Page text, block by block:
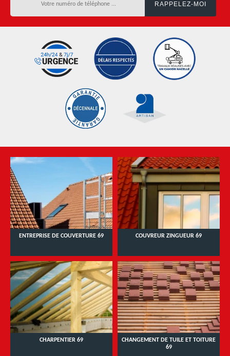
ENTREPRISE DE COUVERTURE 69 COUVREUR ZINGUEUR 69
CHARPENTIER 69
CHANGEMENT DE TUILE ET TOITURE
69